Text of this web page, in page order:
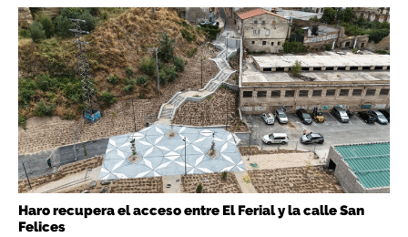
Haro recupera el acceso entre El Ferial y la calle San
Felices